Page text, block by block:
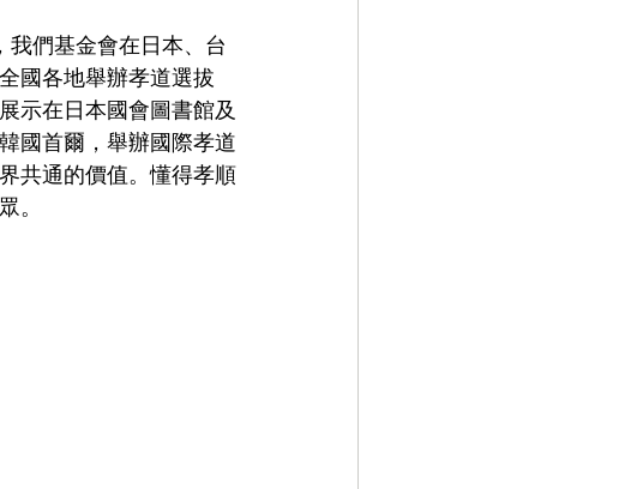
們基金會在日本、台
國各地舉辦孝道選拔
示在日本國會圖書館及
國首爾，舉辦國際孝道
共通的價值。懂得孝順
。